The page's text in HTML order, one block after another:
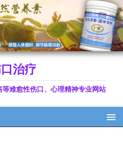
治疗
难愈性伤口、心理精神专业网站